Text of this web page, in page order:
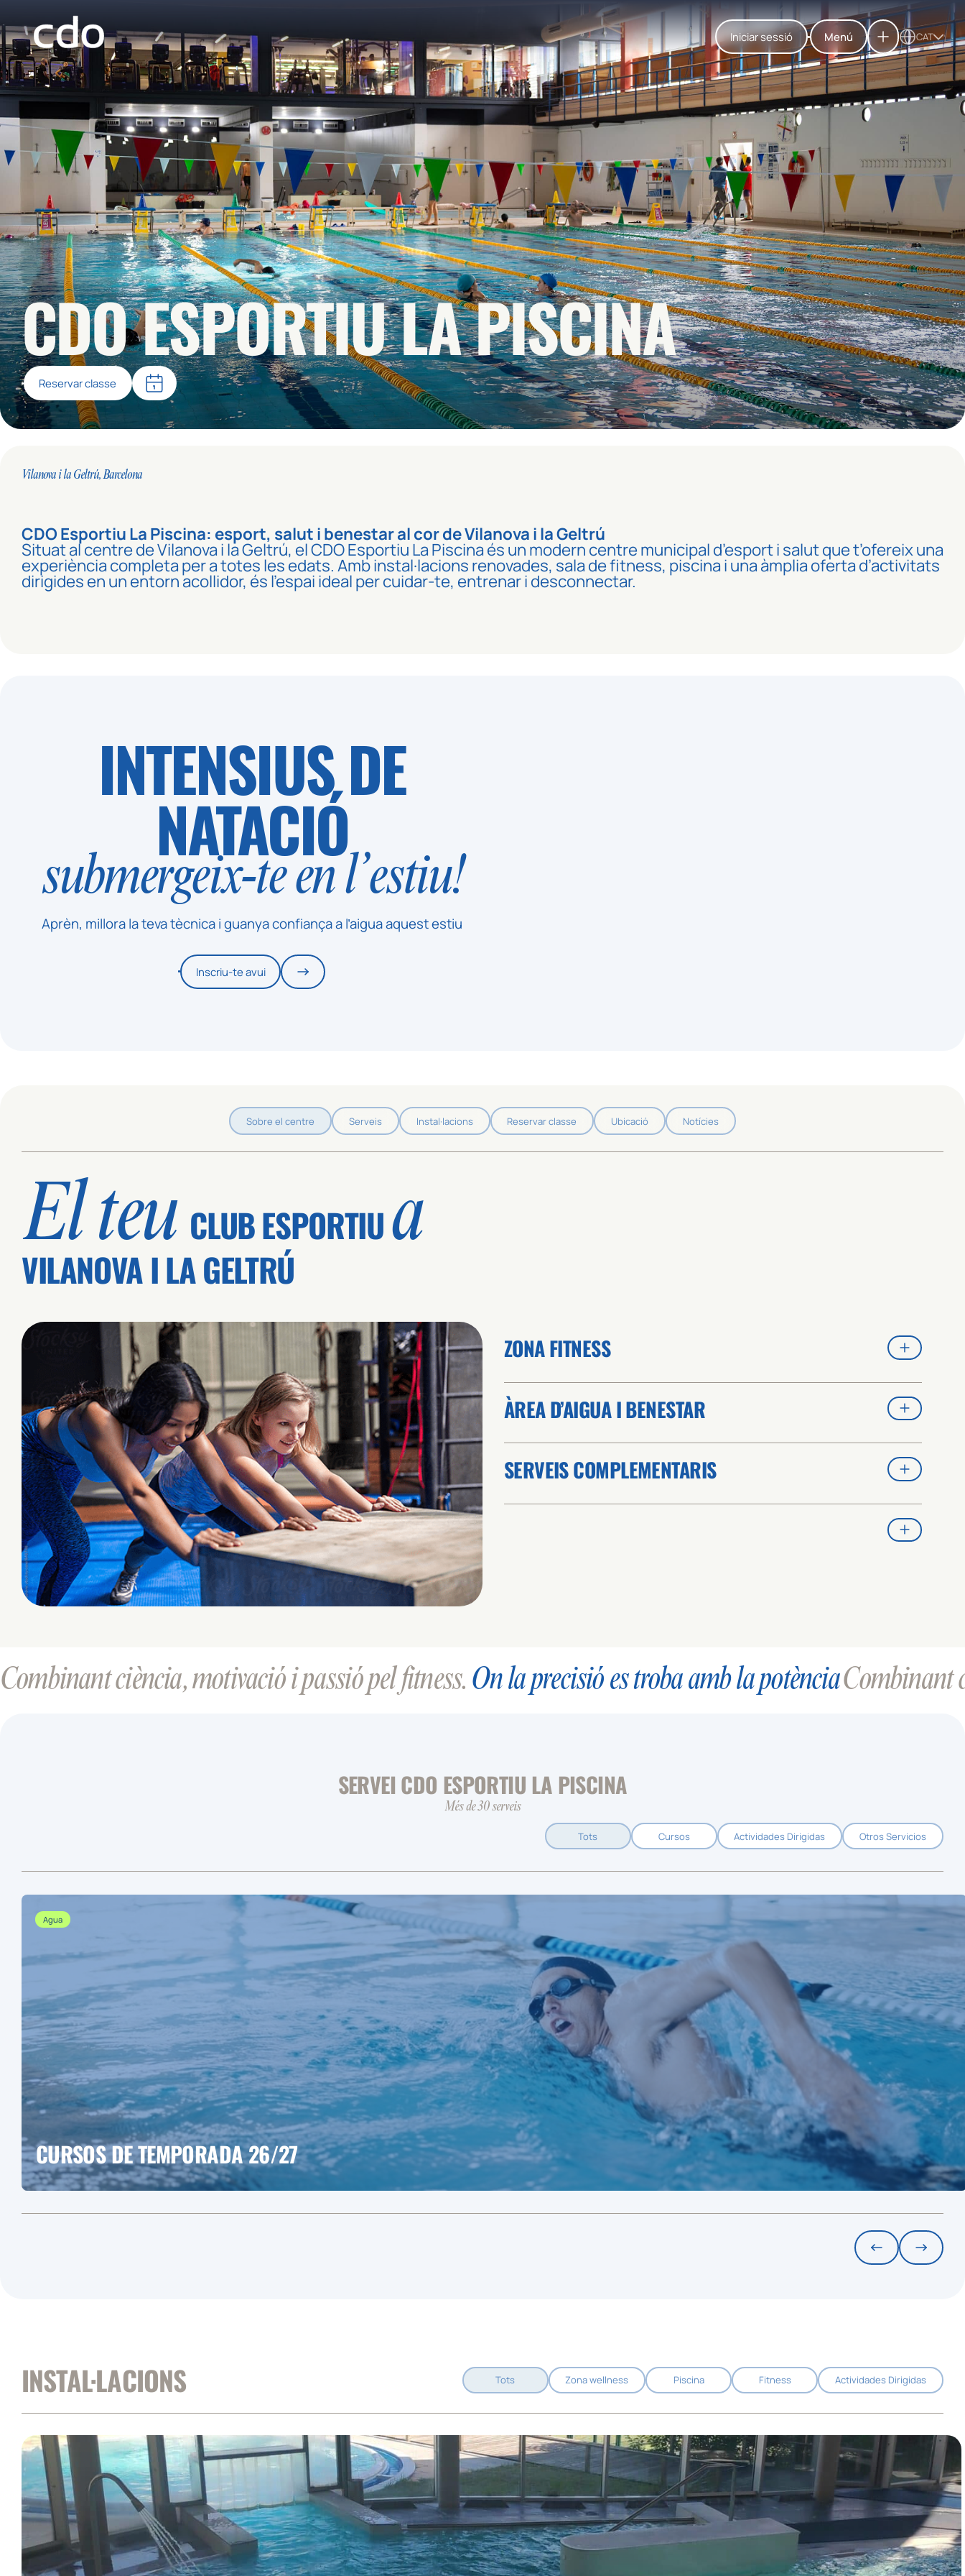
Iniciar sessió Menú CAT
CDO ESPORTIU LA PISCINA
Reservar classe
Vilanova i la Geltrú, Barcelona
CDO Esportiu La Piscina: esport, salut i benestar al cor de Vilanova i la Geltrú
Situat al centre de Vilanova i la Geltrú, el CDO Esportiu La Piscina és un modern centre municipal d’esport i salut que t’ofereix una
experiència completa per a totes les edats. Amb instal·lacions renovades, sala de fitness, piscina i una àmplia oferta d’activitats
dirigides en un entorn acollidor, és l’espai ideal per cuidar-te, entrenar i desconnectar.
INTENSIUS DE
NATACIÓ
submergeix-te en l’estiu!
Aprèn, millora la teva tècnica i guanya confiança a l’aigua aquest estiu
Inscriu-te avui
Sobre el centre Serveis Instal·lacions Reservar classe Ubicació Notícies
El teu CLUB ESPORTIUa
VILANOVA I LA GELTRÚ
ZONA FITNESS
ÀREA D’AIGUA I BENESTAR
SERVEIS COMPLEMENTARIS
Combinant ciència, motivació i passió pel fitness. On la precisió es troba amb la potènciaCombinant
SERVEI CDO ESPORTIU LA PISCINA
Més de 30 serveis
Tots Cursos Actividades Dirigidas Otros Servicios
Agua
CURSOS DE TEMPORADA 26/27
INSTAL·LACIONS Tots Zona wellness Piscina Fitness Actividades Dirigidas